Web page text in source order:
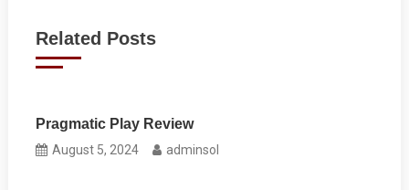
Related Posts
Pragmatic Play Review
August 5, 2024 adminsol